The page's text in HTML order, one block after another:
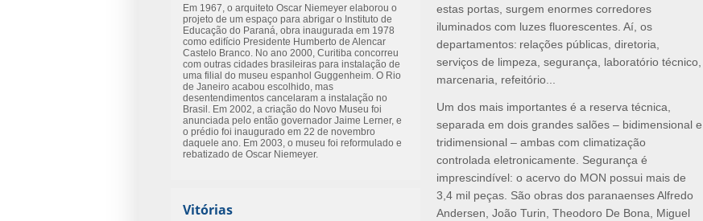
Em 1967, o arquiteto Oscar Niemeyer elaborou o
projeto de um espaço para abrigar o Instituto de
Educação do Paraná, obra inaugurada em 1978
como edifício Presidente Humberto de Alencar
Castelo Branco. No ano 2000, Curitiba concorreu
com outras cidades brasileiras para instalação de
uma filial do museu espanhol Guggenheim. O Rio
de Janeiro acabou escolhido, mas
desentendimentos cancelaram a instalação no
Brasil. Em 2002, a criação do Novo Museu foi
anunciada pelo então governador Jaime Lerner, e
o prédio foi inaugurado em 22 de novembro
daquele ano. Em 2003, o museu foi reformulado e
rebatizado de Oscar Niemeyer.
Vitórias
estas portas, surgem enormes corredores
iluminados com luzes fluorescentes. Aí, os
departamentos: relações públicas, diretoria,
serviços de limpeza, segurança, laboratório técnico,
marcenaria, refeitório...
Um dos mais importantes é a reserva técnica,
separada em dois grandes salões – bidimensional e
tridimensional – ambas com climatização
controlada eletronicamente. Segurança é
imprescindível: o acervo do MON possui mais de
3,4 mil peças. São obras dos paranaenses Alfredo
Andersen, João Turin, Theodoro De Bona, Miguel